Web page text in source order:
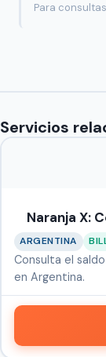
Para
Servicios
Naranja X:
ARGENTINA
Consulta el
en Argentina.